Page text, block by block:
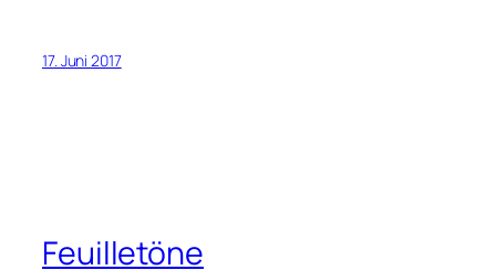
17. Juni 2017
Feuilletöne